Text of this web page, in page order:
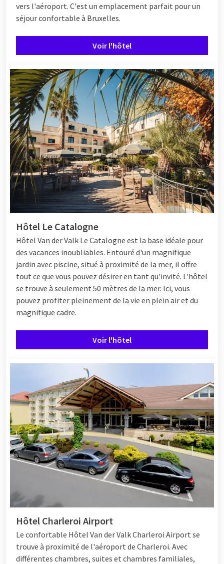
vers l'aéroport. C'est un emplacement parfait pour un
séjour confortable à Bruxelles.
Voir l'hôtel
Hôtel Le Catalogne
Hôtel Van der Valk Le Catalogne est la base idéale pour
des vacances inoubliables. Entouré d'un magnifique
jardin avec piscine, situé à proximité de la mer, il offre
tout ce que vous pouvez désirer en tant qu'invité. L'hôtel
se trouve à seulement 50 mètres de la mer. Ici, vous
pouvez profiter pleinement de la vie en plein air et du
magnifique cadre.
Voir l'hôtel
Hôtel Charleroi Airport
Le confortable Hôtel Van der Valk Charleroi Airport se
trouve à proximité de l'aéroport de Charleroi. Avec
différentes chambres, suites et chambres familiales,